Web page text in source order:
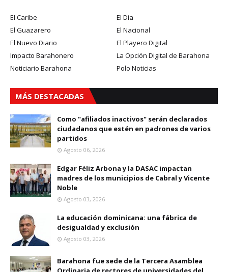
El Caribe
El Dia
El Guazarero
El Nacional
El Nuevo Diario
El Playero Digital
Impacto Barahonero
La Opción Digital de Barahona
Noticiario Barahona
Polo Noticias
MÁS DESTACADAS
Como "afiliados inactivos" serán declarados
ciudadanos que estén en padrones de varios
partidos
Agosto 06, 2026
Edgar Féliz Arbona y la DASAC impactan
madres de los municipios de Cabral y Vicente
Noble
Agosto 03, 2026
La educación dominicana: una fábrica de
desigualdad y exclusión
Agosto 03, 2026
Barahona fue sede de la Tercera Asamblea